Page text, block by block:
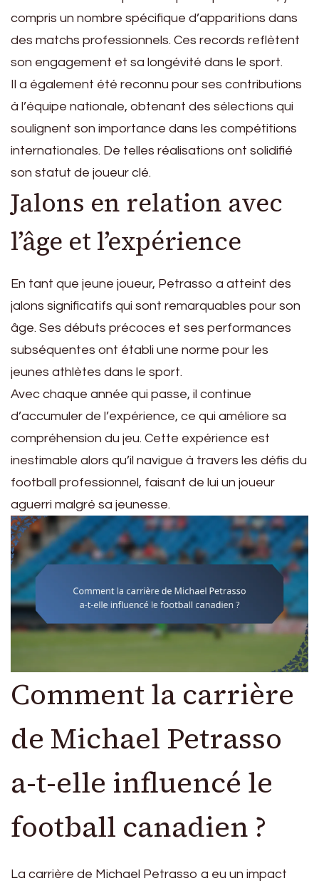
compris un nombre spécifique d’apparitions dans
des matchs professionnels. Ces records reflètent
son engagement et sa longévité dans le sport.
Il a également été reconnu pour ses contributions
à l’équipe nationale, obtenant des sélections qui
soulignent son importance dans les compétitions
internationales. De telles réalisations ont solidifié
son statut de joueur clé.
Jalons en relation avec
l’âge et l’expérience
En tant que jeune joueur, Petrasso a atteint des
jalons significatifs qui sont remarquables pour son
âge. Ses débuts précoces et ses performances
subséquentes ont établi une norme pour les
jeunes athlètes dans le sport.
Avec chaque année qui passe, il continue
d’accumuler de l’expérience, ce qui améliore sa
compréhension du jeu. Cette expérience est
inestimable alors qu’il navigue à travers les défis du
football professionnel, faisant de lui un joueur
aguerri malgré sa jeunesse.
Comment la carrière
de Michael Petrasso
a-t-elle influencé le
football canadien ?
La carrière de Michael Petrasso a eu un impact